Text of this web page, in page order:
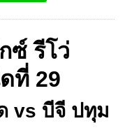
ซ์ รีโว่
ที่ 29
vs บีจี ปทุม